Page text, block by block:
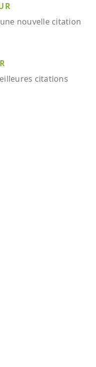
nouvelle citation
citations